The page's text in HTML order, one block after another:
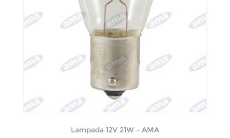
Lampada 12V 21W - AMA